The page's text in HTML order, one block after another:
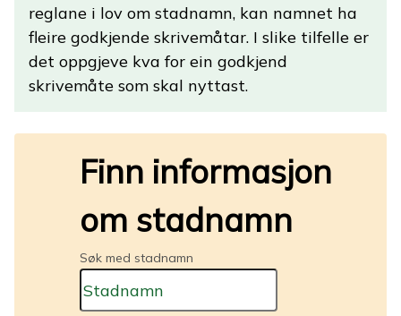
reglane i lov om stadnamn, kan namnet ha
fleire godkjende skrivemåtar. I slike tilfelle er
det oppgjeve kva for ein godkjend
skrivemåte som skal nyttast.
Finn informasjon
om stadnamn
Søk med stadnamn